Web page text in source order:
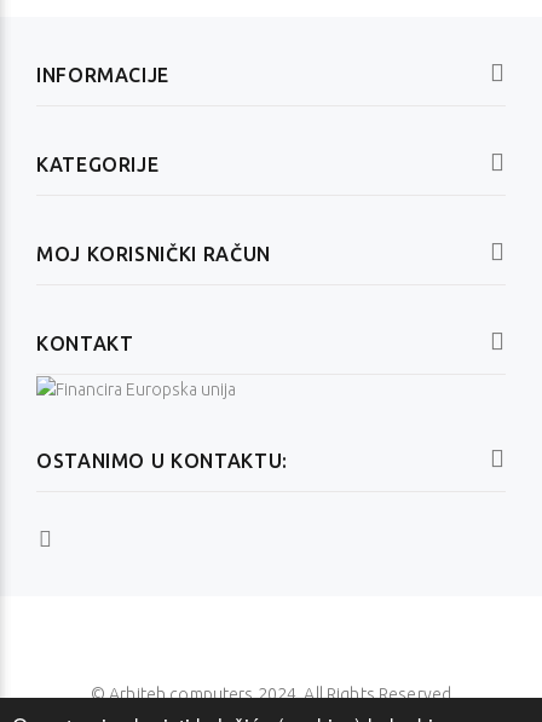
OSTANIMO U KONTAKTU:
INFORMACIJE
KATEGORIJE
MOJ KORISNIČKI RAČUN
KONTAKT
© Arhiteh computers 2024. All Rights Reserved